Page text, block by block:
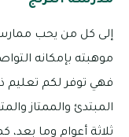
إلى كل من يحب ممارسة
موهبته بإمكانه
فهي توفر لكم تعليم
المبتدئ والممتاز
ثلاثة أعوام وما بعد،